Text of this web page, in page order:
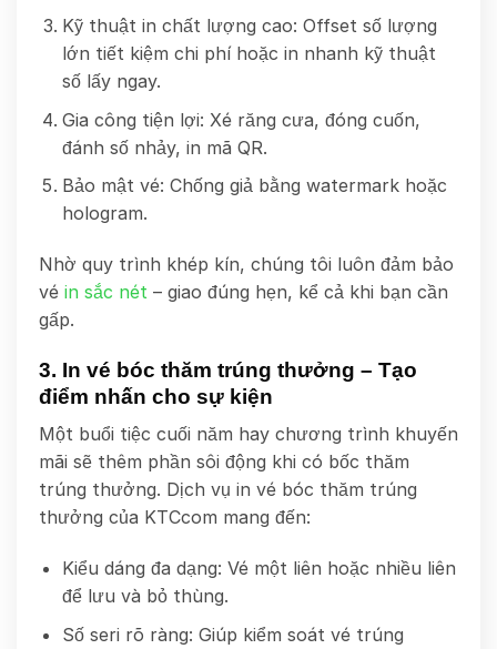
Kỹ thuật in chất lượng cao: Offset số lượng
lớn tiết kiệm chi phí hoặc in nhanh kỹ thuật
số lấy ngay.
Gia công tiện lợi: Xé răng cưa, đóng cuốn,
đánh số nhảy, in mã QR.
Bảo mật vé: Chống giả bằng watermark hoặc
hologram.
Nhờ quy trình khép kín, chúng tôi luôn đảm bảo
vé in sắc nét – giao đúng hẹn, kể cả khi bạn cần
gấp.
3. In vé bóc thăm trúng thưởng – Tạo
điểm nhấn cho sự kiện
Một buổi tiệc cuối năm hay chương trình khuyến
mãi sẽ thêm phần sôi động khi có bốc thăm
trúng thưởng. Dịch vụ in vé bóc thăm trúng
thưởng của KTCcom mang đến:
Kiểu dáng đa dạng: Vé một liên hoặc nhiều liên
để lưu và bỏ thùng.
Số seri rõ ràng: Giúp kiểm soát vé trúng